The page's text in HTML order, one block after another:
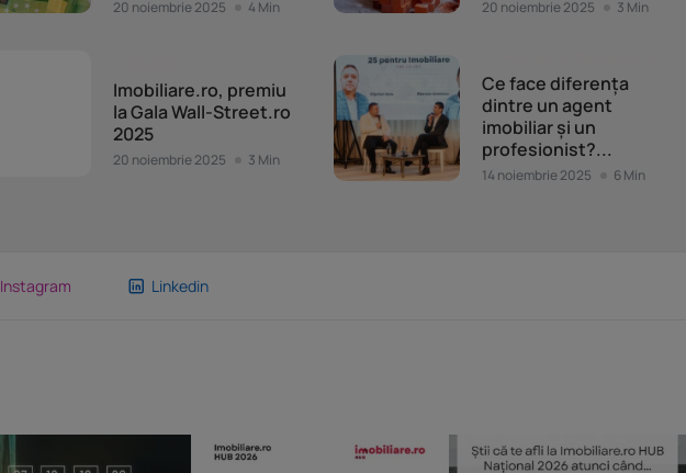
20 noiembrie 2025 4 Min 20 noiembrie 2025 3 Min
Imobiliare.ro, premiu
la Gala Wall-Street.ro
2025
20 noiembrie 2025 3 Min
Ce face diferența
dintre un agent
imobiliar și un
profesionist?...
14 noiembrie 2025 6 Min
Instagram Linkedin